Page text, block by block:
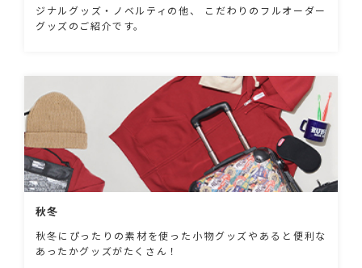
ジナルグッズ・ノベルティの他、 こだわりのフルオーダー
グッズのご紹介です。
秋冬
秋冬にぴったりの素材を使った小物グッズやあると便利な
あったかグッズがたくさん！